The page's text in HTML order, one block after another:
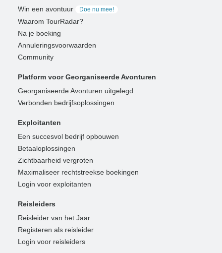
Win een avontuur
Doe nu mee!
Waarom TourRadar?
Na je boeking
Annuleringsvoorwaarden
Community
Platform voor Georganiseerde Avonturen
Georganiseerde Avonturen uitgelegd
Verbonden bedrijfsoplossingen
Exploitanten
Een succesvol bedrijf opbouwen
Betaaloplossingen
Zichtbaarheid vergroten
Maximaliseer rechtstreekse boekingen
Login voor exploitanten
Reisleiders
Reisleider van het Jaar
Registeren als reisleider
Login voor reisleiders